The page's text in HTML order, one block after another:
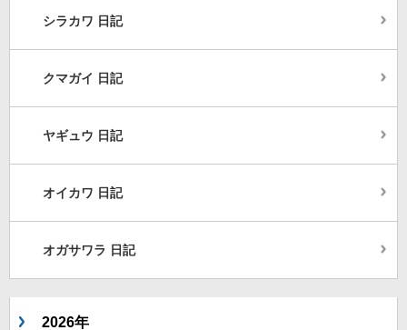
シラカワ 日記
クマガイ 日記
ヤギュウ 日記
オイカワ 日記
オガサワラ 日記
2026年